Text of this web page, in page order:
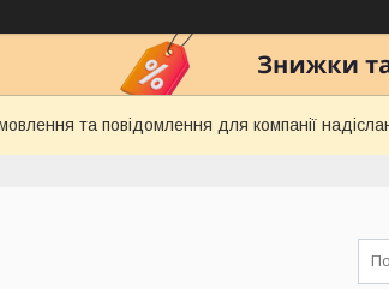
та повідомлення для компанії